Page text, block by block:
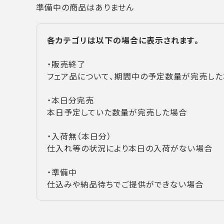
準備中の商品はありません
各カテゴリは以下の場合に表示されます。
・販売終了
フェア品について、期間中の予定数量が完売し
・本日分完売
本日予定していた数量が完売した場合
・入荷無（本日分）
仕入れ等の状況により本日の入荷がない場合
・準備中
仕込みや納品待ちでご提供ができない場合